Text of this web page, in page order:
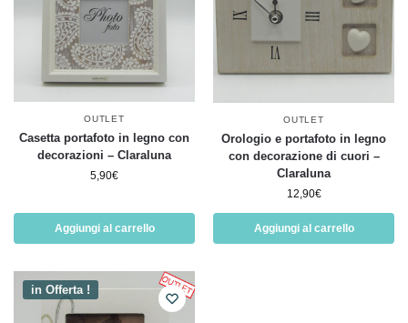
OUTLET
Casetta portafoto in legno con
decorazioni – Claraluna
5,90€
Aggiungi al carrello
OUTLET
Orologio e portafoto in legno
con decorazione di cuori –
Claraluna
12,90€
Aggiungi al carrello
in Offerta !